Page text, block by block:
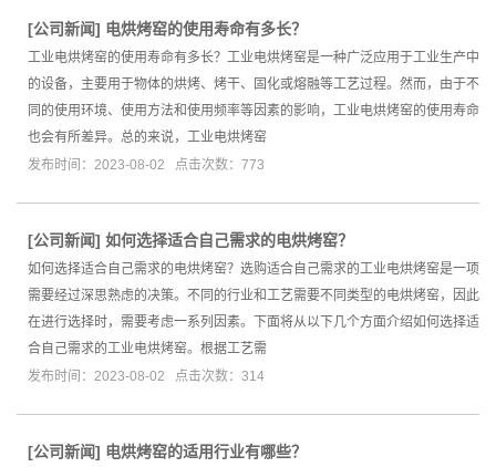
[公司新闻] 电烘烤窑的使用寿命有多长？
工业电烘烤窑的使用寿命有多长？工业电烘烤窑是一种广泛应用于工业生产中
的设备，主要用于物体的烘烤、烤干、固化或熔融等工艺过程。然而，由于不
同的使用环境、使用方法和使用频率等因素的影响，工业电烘烤窑的使用寿命
也会有所差异。总的来说，工业电烘烤窑
发布时间：2023-08-02 点击次数：773
[公司新闻] 如何选择适合自己需求的电烘烤窑？
如何选择适合自己需求的电烘烤窑？选购适合自己需求的工业电烘烤窑是一项
需要经过深思熟虑的决策。不同的行业和工艺需要不同类型的电烘烤窑，因此
在进行选择时，需要考虑一系列因素。下面将从以下几个方面介绍如何选择适
合自己需求的工业电烘烤窑。根据工艺需
发布时间：2023-08-02 点击次数：314
[公司新闻] 电烘烤窑的适用行业有哪些？